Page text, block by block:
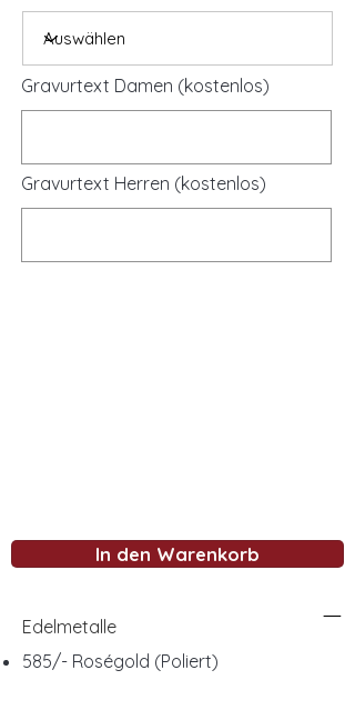
Gravurtext Damen (kostenlos)
Gravurtext Herren (kostenlos)
In den Warenkorb
Edelmetalle
585/- Roségold (Poliert)